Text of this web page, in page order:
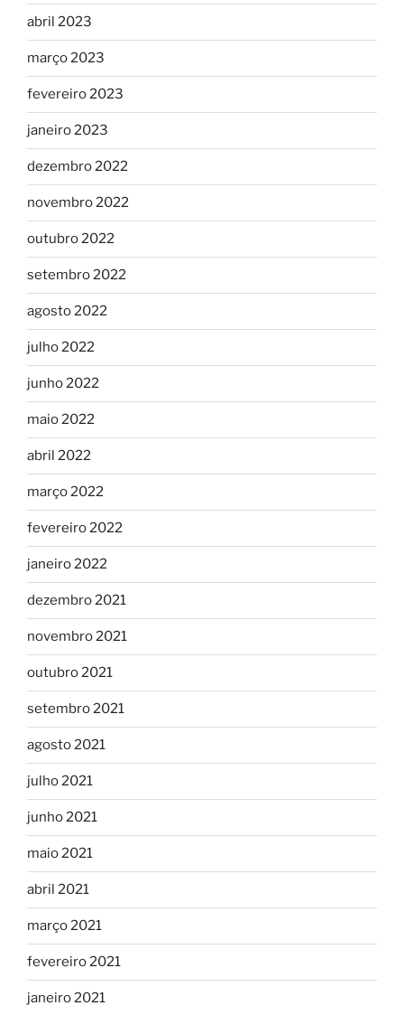
abril 2023
março 2023
fevereiro 2023
janeiro 2023
dezembro 2022
novembro 2022
outubro 2022
setembro 2022
agosto 2022
julho 2022
junho 2022
maio 2022
abril 2022
março 2022
fevereiro 2022
janeiro 2022
dezembro 2021
novembro 2021
outubro 2021
setembro 2021
agosto 2021
julho 2021
junho 2021
maio 2021
abril 2021
março 2021
fevereiro 2021
janeiro 2021